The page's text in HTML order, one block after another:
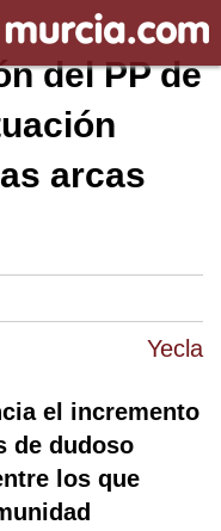
Yecla
del PP de
arcas
el incremento
de dudoso
los que